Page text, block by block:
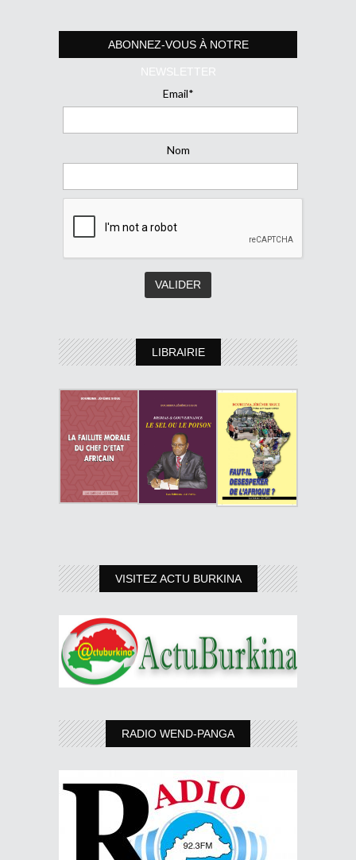
ABONNEZ-VOUS À NOTRE
NEWSLETTER
Email*
Nom
LIBRAIRIE
VISITEZ ACTU BURKINA
RADIO WEND-PANGA